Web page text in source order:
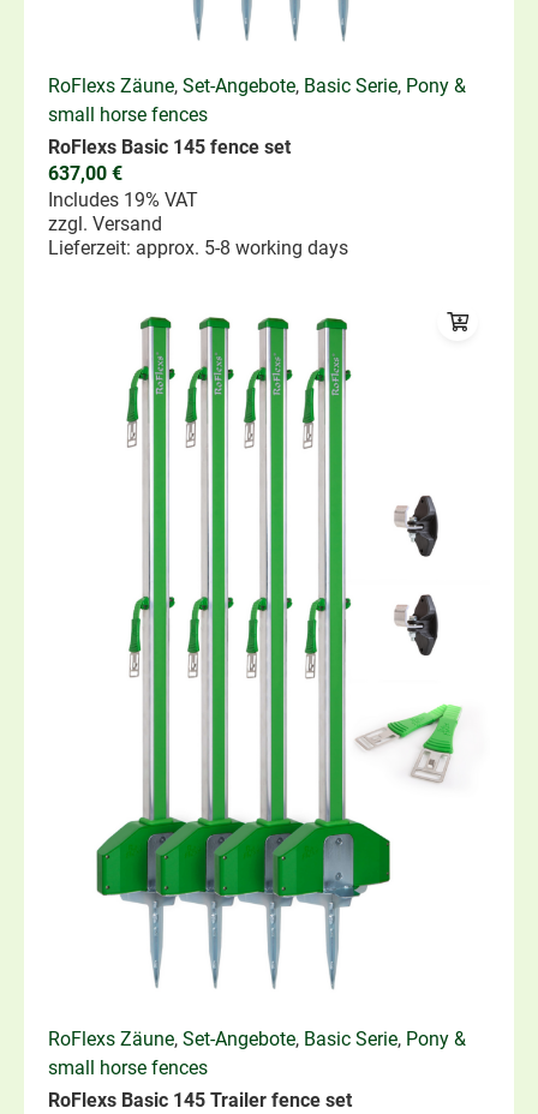
RoFlexs Zäune, Set-Angebote, Basic Serie, Pony &
small horse fences
RoFlexs Basic 145 fence set
637,00 €
Includes 19% VAT
zzgl. Versand
Lieferzeit: approx. 5-8 working days
RoFlexs Zäune, Set-Angebote, Basic Serie, Pony &
small horse fences
RoFlexs Basic 145 Trailer fence set